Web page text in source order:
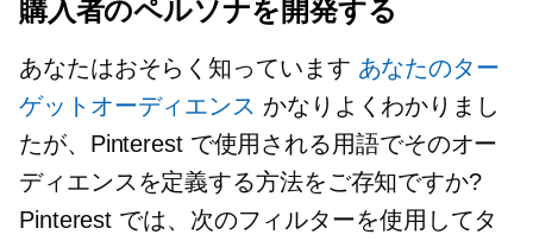
購入者のペルソナを開発する
あなたはおそらく知っています あなたのター
ゲットオーディエンス かなりよくわかりまし
たが、Pinterest で使用される用語でそのオー
ディエンスを定義する方法をご存知ですか?
Pinterest では、次のフィルターを使用してタ